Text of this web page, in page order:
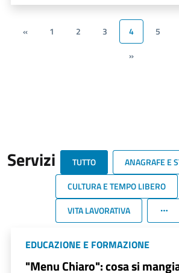
« 1 2 3 4 5
»
Servizi TUTTO
ANAGRAFE E
CULTURA E TEMPO LIBERO
VITA LAVORATIVA
EDUCAZIONE E FORMAZIONE
"Menu Chiaro": cosa si